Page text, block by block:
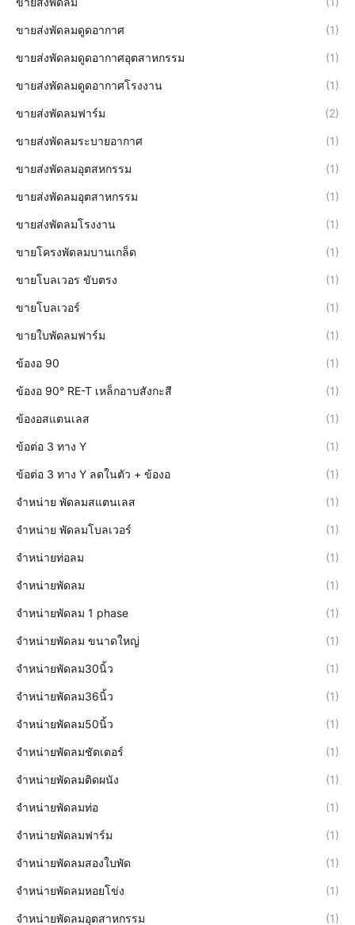
ขายส่งพัดลมดูดอากาศ (1)
ขายส่งพัดลมดูดอากาศอุตสาหกรรม (1)
ขายส่งพัดลมดูดอากาศโรงงาน (1)
ขายส่งพัดลมฟาร์ม (2)
ขายส่งพัดลมระบายอากาศ (1)
ขายส่งพัดลมอุตสหกรรม (1)
ขายส่งพัดลมอุตสาหกรรม (1)
ขายส่งพัดลมโรงงาน (1)
ขายโครงพัดลมบานเกล็ด (1)
ขายโบลเวอร ขับตรง (1)
ขายโบลเวอร์ (1)
ขายใบพัดลมฟาร์ม (1)
ข้องอ 90 (1)
ข้องอ 90° RE-T เหล็กอาบสังกะสี (1)
ข้องอสแตนเลส (1)
ข้อต่อ 3 ทาง Y (1)
ข้อต่อ 3 ทาง Y ลดในตัว + ข้องอ (1)
จำหน่าย พัดลมสแตนเลส (1)
จำหน่าย พัดลมโบลเวอร์ (1)
จำหน่ายท่อลม (1)
จำหน่ายพัดลม (1)
จำหน่ายพัดลม 1 phase (1)
จำหน่ายพัดลม ขนาดใหญ่ (1)
จำหน่ายพัดลม30นิ้ว (1)
จำหน่ายพัดลม36นิ้ว (1)
จำหน่ายพัดลม50นิ้ว (1)
จำหน่ายพัดลมชัตเตอร์ (1)
จำหน่ายพัดลมติดผนัง (1)
จำหน่ายพัดลมท่อ (1)
จำหน่ายพัดลมฟาร์ม (1)
จำหน่ายพัดลมสองใบพัด (1)
จำหน่ายพัดลมหอยโข่ง (1)
จำหน่ายพัดลมอุตสาหกรรม (1)